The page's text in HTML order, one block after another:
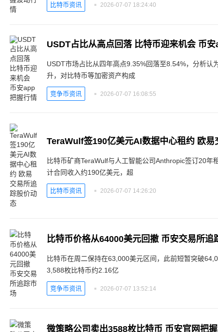
比特币资讯 2026-07-07 18:24:40
USDT占比从高点回落 比特币迎来机会 币
USDT市场占比从四年高点9.35%回落至8.54%，分析认
升，对比特币等加密资产构成
竞争币资讯 2026-07-07 16:08:55
TeraWulf签190亿美元AI数据中心租约 欧易
比特币矿商TeraWulf与人工智能公司Anthropic签订20年
计合同收入约190亿美元，超
比特币资讯 2026-07-07 14:26:20
比特币价格从64000美元回撤 币安交易所追
比特币在周二保持在63,000美元区间，此前短暂突破
3,588枚比特币约2.16亿
竞争币资讯 2026-07-07 13:52:14
微策略公司卖出3588枚比特币 币安官网把